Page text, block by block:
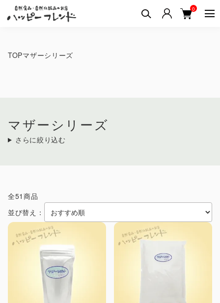
0
TOPマザーシリーズ
マザーシリーズ
さらに絞り込む
全51商品
並び替え：